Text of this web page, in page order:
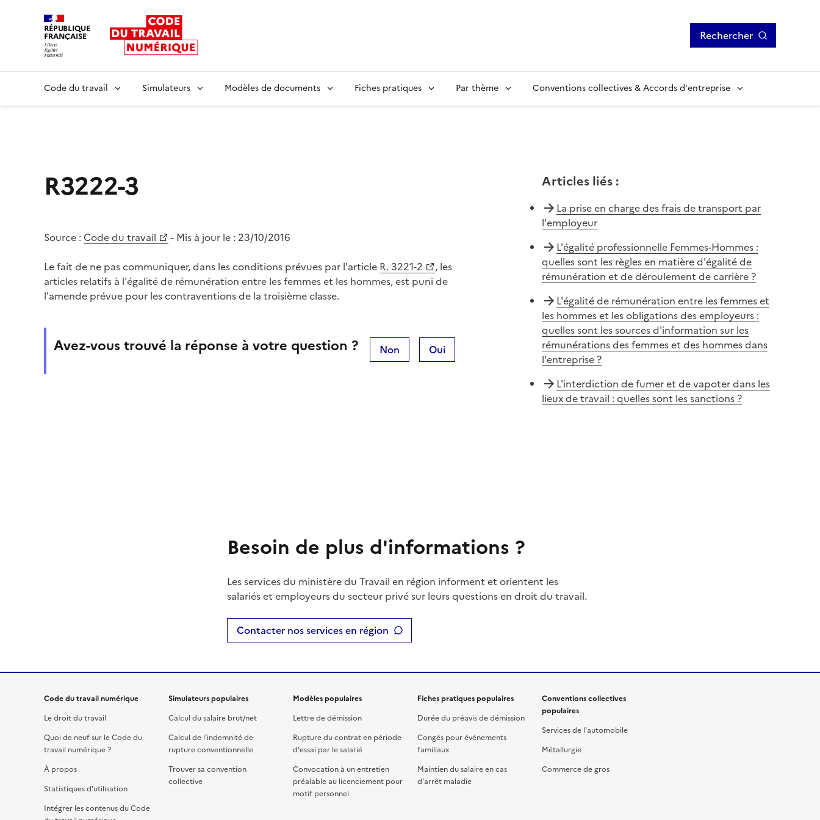
RÉPUBLIQUE
FRANÇAISE Rechercher
Code du travail Simulateurs Modèles de documents Fiches pratiques Par thème Conventions collectives & Accords d'entreprise
R3222-3
Source : Code du travail - Mis à jour le : 23/10/2016
Le fait de ne pas communiquer, dans les conditions prévues par l'article R. 3221-2
, les
articles relatifs à l'égalité de rémunération entre les femmes et les hommes, est puni de
l'amende prévue pour les contraventions de la troisième classe.
Avez-vous trouvé la réponse à votre question ? Non Oui
Articles liés:
La prise en charge des frais de transport par
l'employeur
L'égalité professionnelle Femmes-Hommes :
quelles sont les règles en matière d'égalité de
rémunération et de déroulement de carrière ?
L'égalité de rémunération entre les femmes et
les hommes et les obligations des employeurs :
quelles sont les sources d'information sur les
rémunérations des femmes et des hommes dans
l'entreprise ?
L'interdiction de fumer et de vapoter dans les
lieux de travail : quelles sont les sanctions ?
Besoin de plus d'informations ?
Les services du ministère du Travail en région informent et orientent les
salariés et employeurs du secteur privé sur leurs questions en droit du travail.
Contacter nos services en région
Code du travail numérique
Le droit du travail
Quoi de neuf sur le Code du
travail numérique ?
À propos
Statistiques d'utilisation
Intégrer les contenus du Code
Simulateurs populaires
Calcul du salaire brut/net
Calcul de l'indemnité de
rupture conventionnelle
Trouver sa convention
collective
Modèles populaires
Lettre de démission
Rupture du contrat en période
d'essai par le salarié
Convocation à un entretien
préalable au licenciement pour
motif personnel
Fiches pratiques populaires
Durée du préavis de démission
Congés pour événements
familiaux
Maintien du salaire en cas
d'arrêt maladie
Conventions collectives
populaires
Services de l'automobile
Métallurgie
Commerce de gros